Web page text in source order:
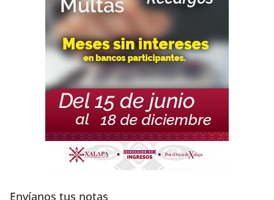
Envíanos tus notas